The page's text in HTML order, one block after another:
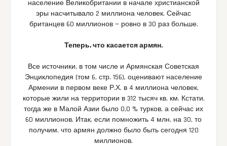
население Великобритании в начале христианской
эры насчитывало 2 миллиона человек. Сейчас
британцев 60 миллионов — ровно в 30 раз больше.
Теперь, что касается армян.
Все источники, в том числе и Армянская Советская
Энциклопедия (том 6, стр. 156), оценивают население
Армении в первом веке Р.Х. в 4 миллиона человек,
которые жили на территории в 312 тысяч кв. км. Кстати,
тогда же в Малой Азии было 0,0 % турков, а сейчас их
60 миллионов. Итак, если помножить 4 млн. на 30, то
получим, что армян должно было быть сегодня 120
миллионов.